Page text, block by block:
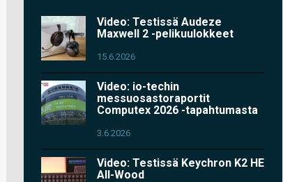
Video: Testissä Audeze
Maxwell 2 -pelikuulokkeet
15.6.2026
Video: io-techin
messuosastoraportit
Computex 2026 -tapahtumasta
3.6.2026
Video: Testissä Keychron K2 HE
All-Wood